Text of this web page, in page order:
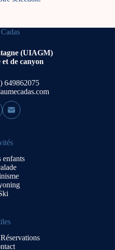
(UIAGM)
de canyon
649862075
enfants